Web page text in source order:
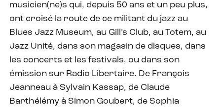
musicien(ne)s qui, depuis 50 ans et un peu plus,
ont croisé la route de ce militant du jazz au
Blues Jazz Museum, au Gill’s Club, au Totem, au
Jazz Unité, dans son magasin de disques, dans
les concerts et les festivals, ou dans son
émission sur Radio Libertaire. De François
Jeanneau à Sylvain Kassap, de Claude
Barthélémy à Simon Goubert, de Sophia